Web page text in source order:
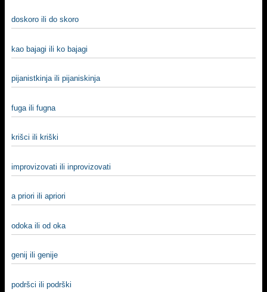
doskoro ili do skoro
kao bajagi ili ko bajagi
pijanistkinja ili pijaniskinja
fuga ili fugna
krišci ili kriški
improvizovati ili inprovizovati
a priori ili apriori
odoka ili od oka
genij ili genije
podršci ili podrški